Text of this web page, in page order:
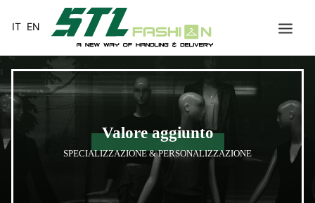
IT EN
HOME
MISSION
VALORE AGGIUNTO
SERVIZI
CAPO APPESO
Valore aggiunto
SPECIALIZZAZIONE & PERSONALIZZAZIONE